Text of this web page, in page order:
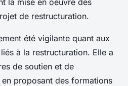
la mise en oeuvre des
de restructuration.
été vigilante quant aux
à la restructuration. Elle a
de soutien et de
proposant des formations